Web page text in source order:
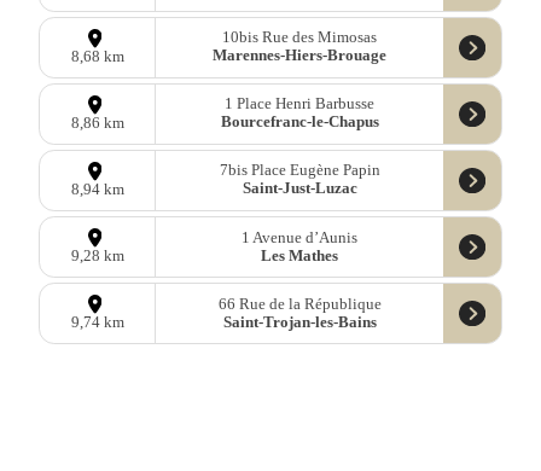
8,68 km
10bis Rue des Mimosas
Marennes-Hiers-Brouage
8,86 km
1 Place Henri Barbusse
Bourcefranc-le-Chapus
8,94 km
7bis Place Eugène Papin
Saint-Just-Luzac
9,28 km
1 Avenue d’Aunis
Les Mathes
9,74 km
66 Rue de la République
Saint-Trojan-les-Bains